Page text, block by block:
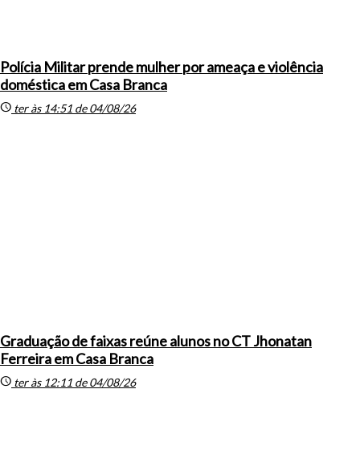
Polícia Militar prende mulher por ameaça e violência
doméstica em Casa Branca
schedule ter às 14:51 de 04/08/26
Graduação de faixas reúne alunos no CT Jhonatan
Ferreira em Casa Branca
schedule ter às 12:11 de 04/08/26